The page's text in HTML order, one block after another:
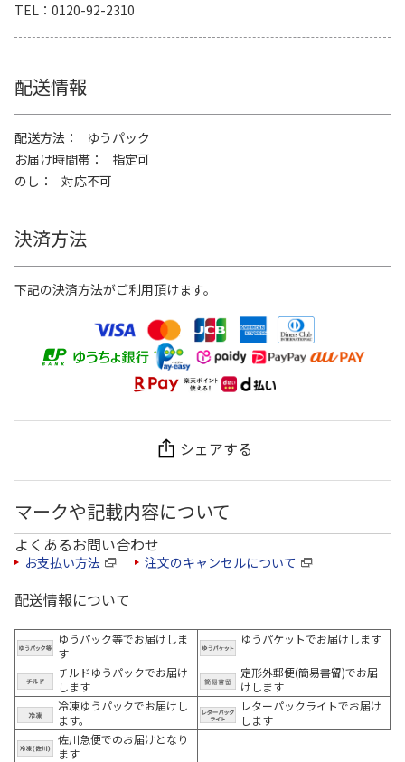
TEL
0120-92-2310
配送情報
配送方法
ゆうパック
お届け時間帯
指定可
のし
対応不可
決済方法
下記の決済方法がご利用頂けます。
シェアする
マークや記載内容について
よくあるお問い合わせ
お支払い方法 注文のキャンセルについて
配送情報について
ゆうパック等でお届けしま
す
ゆうパケットでお届けします
チルドゆうパックでお届け
します
定形外郵便(簡易書留)でお届
けします
冷凍ゆうパックでお届けし
ます。
レターパックライトでお届け
します
佐川急便でのお届けとなり
ます